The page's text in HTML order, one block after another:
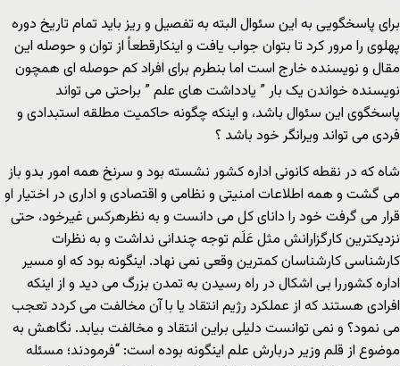
برای پاسخگویی به این سئوال البته به تفصیل و ریز باید تمام تاریخ دوره
پهلوی را مرور کرد تا بتوان جواب یافت و اینکارقطعاً از توان و حوصله این
مقال و نویسنده خارج است اما بنطرم برای افراد کم حوصله ای همچون
نویسنده خواندن یک بار ” یادداشت های علم ” براحتی می تواند
پاسخگوی این سئوال باشد، و اینکه چگونه حاکمیت مطلقه استبدادی و
فردی می تواند ویرانگر خود باشد ؟
شاه که در نقطه کانونی اداره کشور نشسته بود و سرنخ همه امور بدو باز
می گشت و همه اطلاعات امنیتی و نظامی و اقتصادی و اداری در اختیار او
قرار می گرفت خود را دانای کل می دانست و به نظرهرکس غیرخود، حتی
نزدیکترین کارگزارانش مثل عَلَم توجه چندانی نداشت و به نظرات
کارشناسی کارشناسان کمترین وقعی نمی نهاد. اینگونه بود که او مسیر
اداره کشوررا بی اشکال در راه رسیدن به تمدن بزرگ می دید و از اینکه
افرادی هستند که از عملکرد رژیم انتقاد یا با آن مخالفت می کردد تعجب
می نمود؟ و نمی توانست دلیلی براین انتقاد و مخالفت بیابد. نگاهش به
موضوع از قلم وزیر دربارش علم اینگونه بوده است: “فرمودند؛ مسئله